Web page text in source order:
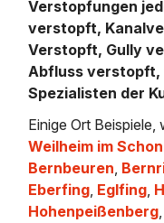
Verstopfungen
verstopft,
Verstopft, Gully
Abfluss verstopft,
Spezialisten der
Einige Ort
Weilheim im
Bernbeuren,
Eberfing, Eglfing,
Hohenpeißenberg,